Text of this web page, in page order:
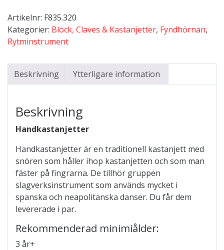
Artikelnr: F835.320
Kategorier: Block, Claves & Kastanjetter, Fyndhörnan,
Rytminstrument
Beskrivning Ytterligare information
Beskrivning
Handkastanjetter
Handkastanjetter är en traditionell kastanjett med
snören som håller ihop kastanjetten och som man
fäster på fingrarna. De tillhör gruppen
slagverksinstrument som används mycket i
spanska och neapolitanska danser. Du får dem
levererade i par.
Rekommenderad minimiålder:
3 år+